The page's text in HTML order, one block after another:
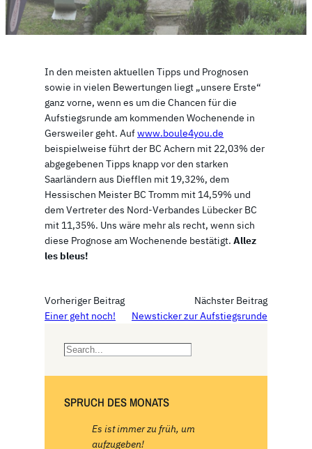
In den meisten aktuellen Tipps und Prognosen
sowie in vielen Bewertungen liegt „unsere Erste“
ganz vorne, wenn es um die Chancen für die
Aufstiegsrunde am kommenden Wochenende in
Gersweiler geht. Aufwww.boule4you.de
beispielweise führt der BC Achern mit 22,03% der
abgegebenen Tipps knapp vor den starken
Saarländern aus Diefflen mit 19,32%, dem
Hessischen Meister BC Tromm mit 14,59% und
dem Vertreter des Nord-Verbandes Lübecker BC
mit 11,35%. Uns wäre mehr als recht, wenn sich
diese Prognose am Wochenende bestätigt. Allez
les bleus!
Vorheriger Beitrag
Einer geht noch!
Nächster Beitrag
Newsticker zur Aufstiegsrunde
S
r
c
SPRUCH DES MONATS
Es ist immer zu früh, um
aufzugeben!